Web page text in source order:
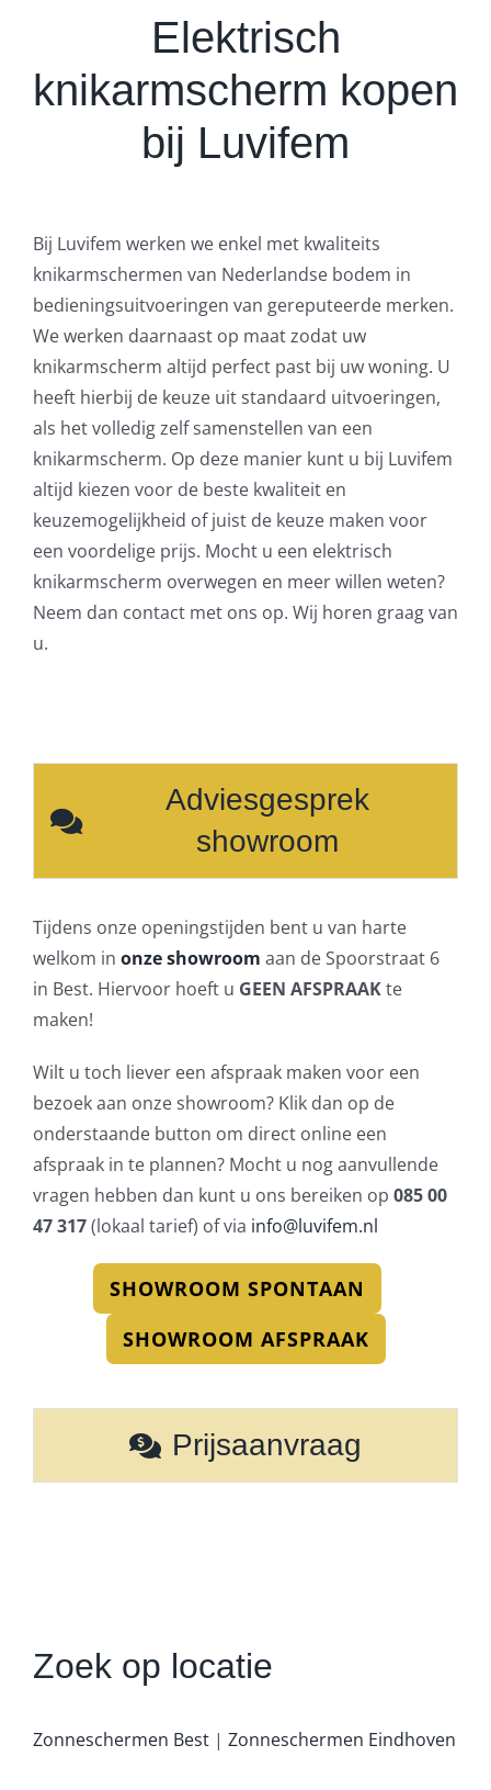
Elektrisch
knikarmscherm kopen
bij Luvifem
Bij Luvifem werken we enkel met kwaliteits
knikarmschermen van Nederlandse bodem in
bedieningsuitvoeringen van gereputeerde merken.
We werken daarnaast op maat zodat uw
knikarmscherm altijd perfect past bij uw woning. U
heeft hierbij de keuze uit standaard uitvoeringen,
als het volledig zelf samenstellen van een
knikarmscherm. Op deze manier kunt u bij Luvifem
altijd kiezen voor de beste kwaliteit en
keuzemogelijkheid of juist de keuze maken voor
een voordelige prijs. Mocht u een elektrisch
knikarmscherm overwegen en meer willen weten?
Neem dan contact met ons op. Wij horen graag van
u.
Adviesgesprek
showroom
Tijdens onze openingstijden bent u van harte
welkom in onze showroom aan de Spoorstraat 6
in Best. Hiervoor hoeft u GEEN AFSPRAAKte
maken!
Wilt u toch liever een afspraak maken voor een
bezoek aan onze showroom? Klik dan op de
onderstaande button om direct online een
afspraak in te plannen? Mocht u nog aanvullende
vragen hebben dan kunt u ons bereiken op 085 00
47 317(lokaal tarief) of via info@luvifem.nl
SHOWROOM SPONTAAN
SHOWROOM AFSPRAAK
Prijsaanvraag
Zoek op locatie
Zonneschermen Best| Zonneschermen Eindhoven